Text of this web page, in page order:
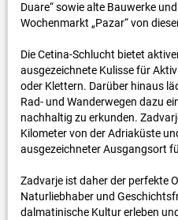
Duare“ sowie alte Bauwerke
Wochenmarkt „Pazar“ von
Die Cetina-Schlucht bietet
ausgezeichnete Kulisse für
oder Klettern. Darüber hinaus
Rad- und Wanderwegen dazu
nachhaltig zu erkunden.
Kilometer von der Adriaküste
ausgezeichneter Ausgangsort
Zadvarje ist daher der perfekte
Naturliebhaber und
dalmatinische Kultur erleben